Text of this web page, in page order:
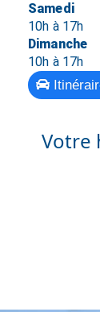
Samedi
10h à 17h
Dimanche
10h à 17h
Votre